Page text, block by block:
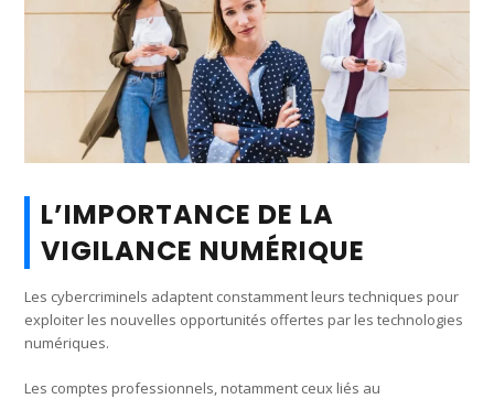
L’IMPORTANCE DE LA
VIGILANCE NUMÉRIQUE
Les cybercriminels adaptent constamment leurs techniques pour
exploiter les nouvelles opportunités offertes par les technologies
numériques.
Les comptes professionnels, notamment ceux liés au